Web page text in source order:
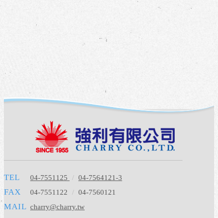
TEL 04-7551125 / 04-7564121-3
FAX 04-7551122 / 04-7560121
MAIL charry@charry.tw